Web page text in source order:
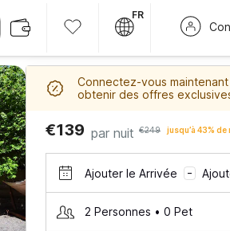
FR
Connectez-vous
obtenir des offres
€139 par nuit €249 jusqu’à 43%
Ajouter le Arrivée –
2 Personnes • 0 Pet